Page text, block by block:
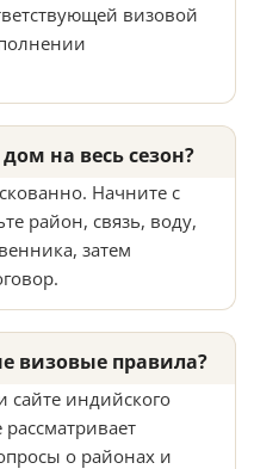
визовой
на весь сезон?
Начните с
район, связь, воду,
затем
визовые правила?
сайте индийского
рассматривает
о районах и